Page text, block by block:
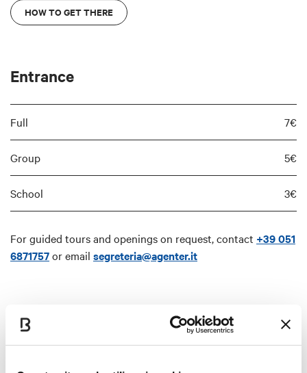
HOW TO GET THERE
Entrance
Full 7€
Group 5€
School 3€
For guided tours and openings on request, contact +39 051
6871757or email segreteria@agenter.it
Interests